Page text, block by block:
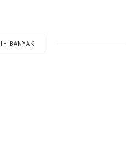
BANYAK